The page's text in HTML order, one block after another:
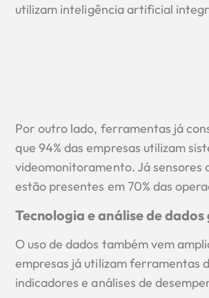
utilizam inteligência artificial
Por outro lado, ferramentas já
que 94% das empresas utilizam
videomonitoramento. Já
estão presentes em 70% das
Tecnologia e análise de
O uso de dados também vem
empresas já utilizam ferramentas
indicadores e análises de